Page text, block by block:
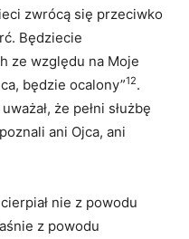
zwrócą się przeciwko
Będziecie
ze względu na Moje
będzie ocalony”12.
że pełni służbę
ani Ojca, ani
nie z powodu
z powodu